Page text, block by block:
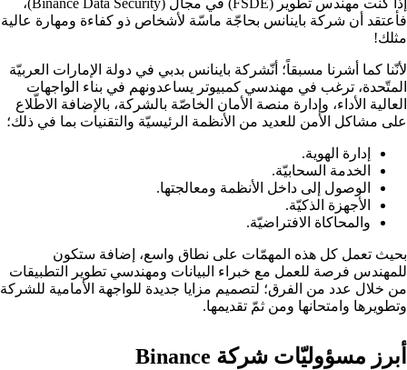
إذا كنت مهندس تطوير (FSDE) في مجال (Binance Data Security)،
فأعتقد أن شركة باينانس بحاجّة ماسّة لأشخاص ذو كفاءة ومهارة عالية
مثلك!
لأنّنا كما أشرنا مسبقاً؛ أنّشركة باينانس بدبي في دولة الإمارات العربيّة
المتّحدة، ترغب في مهندسي كمبيوتر يساعدونهم في بناء الواجهات
العالية الأداء، وإدارة منصة الأمان الخاصّة بالشركة، بالإضافة الاطّلاع
على مشاكل الأمن للعديد من الأنظمة الرئيسيّة والتقنيات بما في ذلك؛
إدارة الهوية.
الخدمة السحابيّة.
الوصول إلى داخل الأنظمة ومعالجتها.
الأجهزة الذكيّة.
والمحاكاة الافتراضيّة.
بحيث تعمل كل هذه المهمّات على نطاق واسع، إضافة ستكون
للمهندس فرصة للعمل مع خبراء البيانات ومهندسي تطوير التطبيقات
من خلال عدد من الفرق؛ لتصميم مزايا جديدة للواجهة الأمامية للشركة
وتطويرها وامتحانها ومن ثمّ تقديمها.
أبرز مسؤوليّات شركة Binance